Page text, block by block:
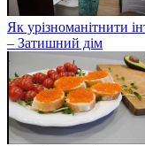
Як урізноманітнити
– Затишний дім